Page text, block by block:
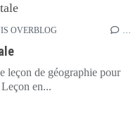
OVERBLOG …
leçon de géographie pour
en...